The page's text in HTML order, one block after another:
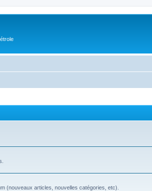
(nouveaux articles, nouvelles catégories, etc).